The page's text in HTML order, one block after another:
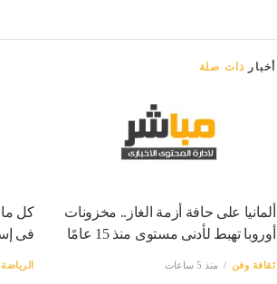
أخبار ذات صلة
ألمانيا على حافة أزمة الغاز.. مخزونات
أوروبا تهبط لأدنى مستوى منذ 15 عامًا
ثقافة وفن منذ 5 ساعات
كل ما
فى
الرياضة